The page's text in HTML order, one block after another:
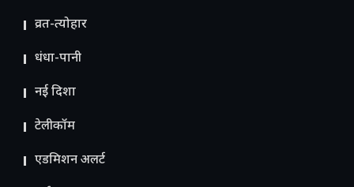
व्रत-त्योहार
धंधा-पानी
नई दिशा
टेलीकॉम
ए​डमिशन अलर्ट